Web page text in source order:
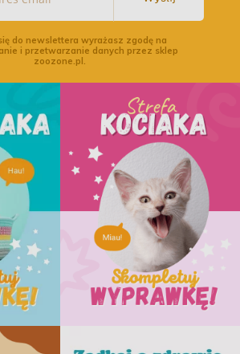
do newslettera wyrażasz zgodę na
i przetwarzanie danych przez sklep
zoozone.pl.